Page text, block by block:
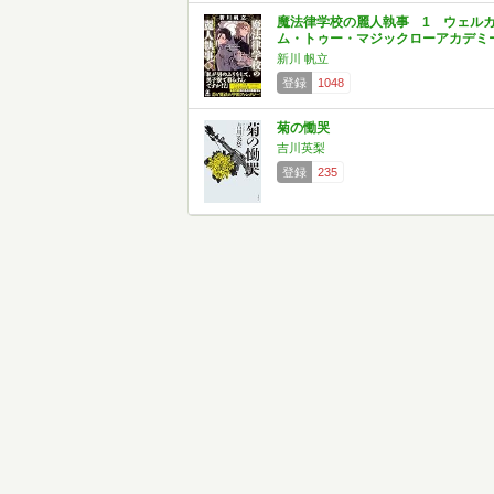
魔法律学校の麗人執事 1 ウェル
ム・トゥー・マジックローアカデミ
新川 帆立
登録
1048
菊の慟哭
吉川英梨
登録
235